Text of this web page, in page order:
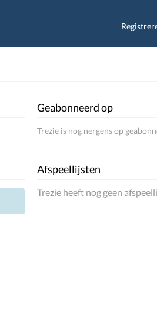
Geabonneerd op
Trezie is nog nergens op
Afspeellijsten
Trezie heeft nog geen